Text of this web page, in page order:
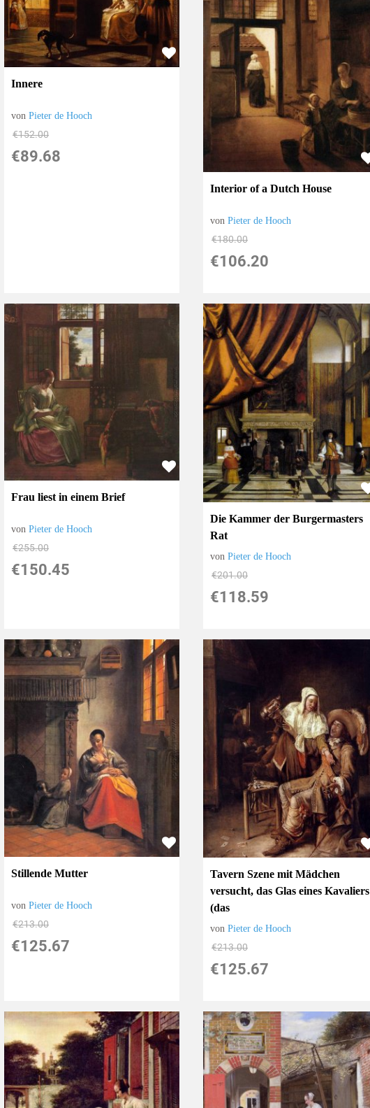
Innere
vonPieter de Hooch
€152.00
€89.68
Interior of a Dutch House
vonPieter de Hooch
€180.00
€106.20
Frau liest in einem Brief
vonPieter de Hooch
€255.00
€150.45
Die Kammer der Burgermasters
Rat
vonPieter de Hooch
€201.00
€118.59
Stillende Mutter
vonPieter de Hooch
€213.00
€125.67
Tavern Szene mit Mädchen
versucht, das Glas eines Kavaliers
(das
vonPieter de Hooch
€213.00
€125.67